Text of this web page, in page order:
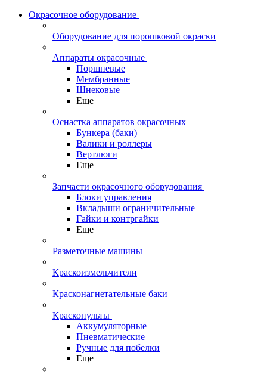
Окрасочное оборудование
Оборудование для порошковой окраски
Аппараты окрасочные
Поршневые
Мембранные
Шнековые
Еще
Оснастка аппаратов окрасочных
Бункера (баки)
Валики и роллеры
Вертлюги
Еще
Запчасти окрасочного оборудования
Блоки управления
Вкладыши ограничительные
Гайки и контргайки
Еще
Разметочные машины
Краскоизмельчители
Красконагнетательные баки
Краскопульты
Аккумуляторные
Пневматические
Ручные для побелки
Еще